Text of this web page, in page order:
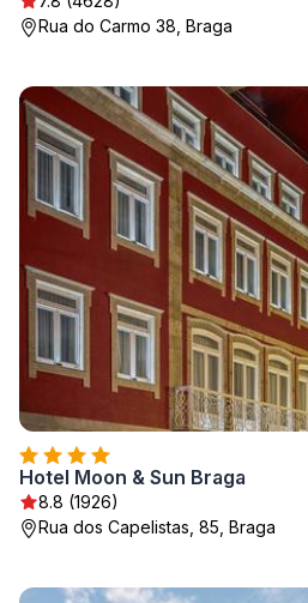
Rua do Carmo 38, Braga
Hotel Moon & Sun Braga
8.8 (1926)
Rua dos Capelistas, 85, Braga